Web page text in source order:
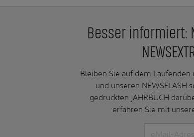
Besser informiert:
Bleiben Sie auf dem
und unseren NEWSFLASH
gedruckten JAHRBUCH
erfahren Sie mit